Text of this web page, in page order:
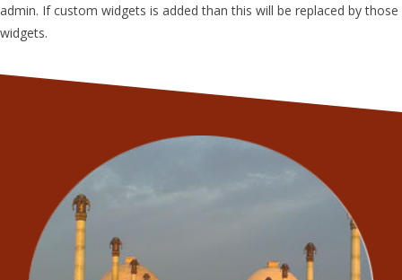
admin. If custom widgets is added than this will be replaced by those
widgets.